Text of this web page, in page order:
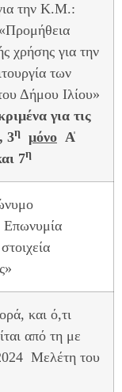
την Κ.Μ.:
χρήσης για την
των
Δήμου Ιλίου»
για τις
, 3η μόνο Α̍
7η
και ό,τι
από τη με
Μελέτη του